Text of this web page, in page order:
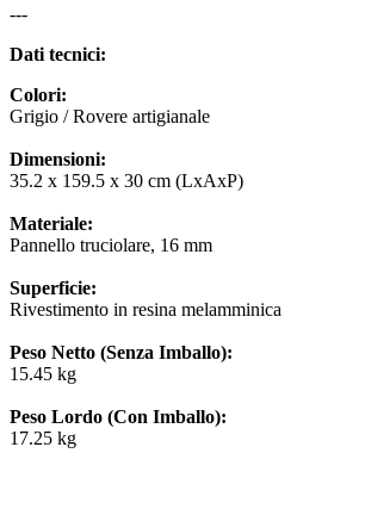
---
Dati tecnici:
Colori:
Grigio / Rovere artigianale
Dimensioni:
35.2 x 159.5 x 30 cm (LxAxP)
Materiale:
Pannello truciolare, 16 mm
Superficie:
Rivestimento in resina melamminica
Peso Netto (Senza Imballo):
15.45 kg
Peso Lordo (Con Imballo):
17.25 kg